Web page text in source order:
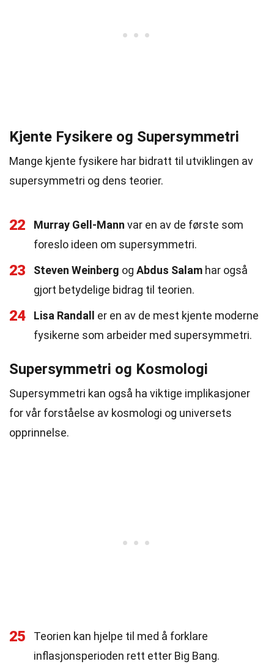
Kjente Fysikere og Supersymmetri
Mange kjente fysikere har bidratt til utviklingen av
supersymmetri og dens teorier.
22 Murray Gell-Mann var en av de første som
foreslo ideen om supersymmetri.
23 Steven Weinberg og Abdus Salam har også
gjort betydelige bidrag til teorien.
24 Lisa Randall
er en av de mest kjente moderne
fysikerne som arbeider med supersymmetri.
Supersymmetri og Kosmologi
Supersymmetri kan også ha viktige implikasjoner
for vår forståelse av kosmologi og universets
opprinnelse.
25
Teorien kan hjelpe til med å forklare
inflasjonsperioden rett etter Big Bang.